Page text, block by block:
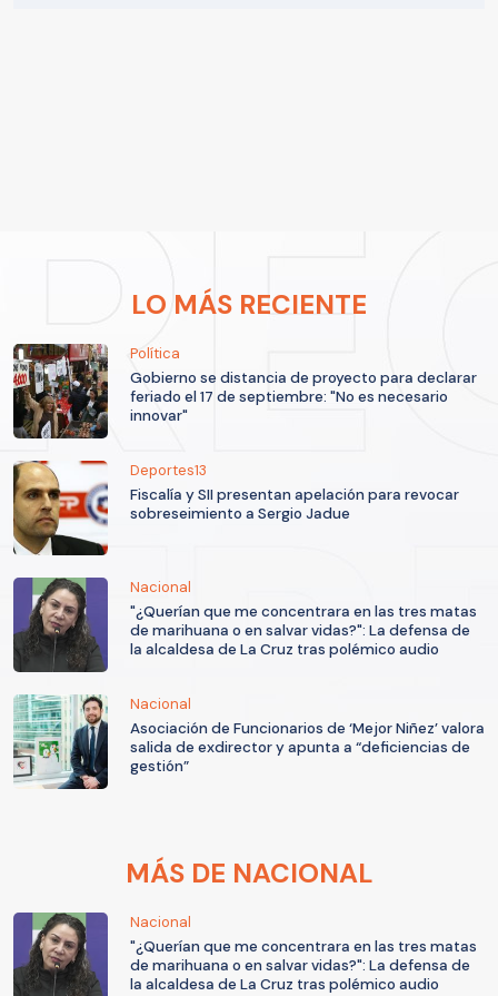
LO MÁS RECIENTE
Política
Gobierno se distancia de proyecto para declarar
feriado el 17 de septiembre: "No es necesario
innovar"
Deportes13
Fiscalía y SII presentan apelación para revocar
sobreseimiento a Sergio Jadue
Nacional
"¿Querían que me concentrara en las tres matas
de marihuana o en salvar vidas?": La defensa de
la alcaldesa de La Cruz tras polémico audio
Nacional
Asociación de Funcionarios de ‘Mejor Niñez’ valora
salida de exdirector y apunta a “deficiencias de
gestión”
MÁS DE NACIONAL
Nacional
"¿Querían que me concentrara en las tres matas
de marihuana o en salvar vidas?": La defensa de
la alcaldesa de La Cruz tras polémico audio